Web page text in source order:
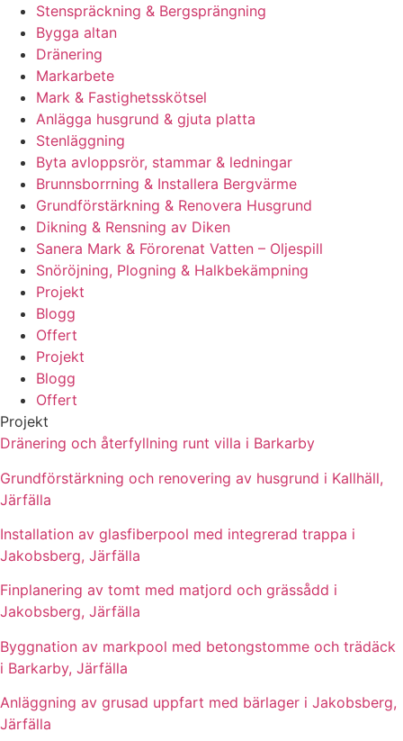
Stenspräckning & Bergsprängning
Bygga altan
Dränering
Markarbete
Mark & Fastighetsskötsel
Anlägga husgrund & gjuta platta
Stenläggning
Byta avloppsrör, stammar & ledningar
Brunnsborrning & Installera Bergvärme
Grundförstärkning & Renovera Husgrund
Dikning & Rensning av Diken
Sanera Mark & Förorenat Vatten – Oljespill
Snöröjning, Plogning & Halkbekämpning
Projekt
Blogg
Offert
Projekt
Blogg
Offert
Projekt
Dränering och återfyllning runt villa i Barkarby
Grundförstärkning och renovering av husgrund i Kallhäll,
Järfälla
Installation av glasfiberpool med integrerad trappa i
Jakobsberg, Järfälla
Finplanering av tomt med matjord och grässådd i
Jakobsberg, Järfälla
Byggnation av markpool med betongstomme och trädäck
i Barkarby, Järfälla
Anläggning av grusad uppfart med bärlager i Jakobsberg,
Järfälla